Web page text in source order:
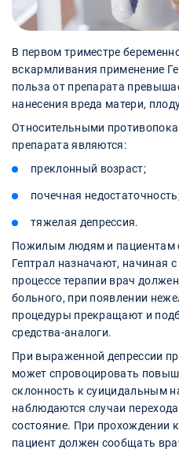
В первом триместре
вскармливания применение
польза от препарата
нанесения вреда матери,
Относительными
препарата являются:
преклонный возраст;
почечная
тяжелая депрессия.
Пожилым людям и пациентам
Гептрал назначают, начиная
процессе терапии врач
больного, при появлении
процедуры прекращают и
средства-аналоги.
При выраженной депрессии
может спровоцировать
склонность к суицидальным
наблюдаются случаи
состояние. При прохождении
пациент должен сообщать